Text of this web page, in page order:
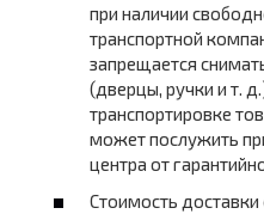
при наличии
транспортной
запрещается
(дверцы, ручки и т.
транспортировке
может послужить
центра от
Стоимость